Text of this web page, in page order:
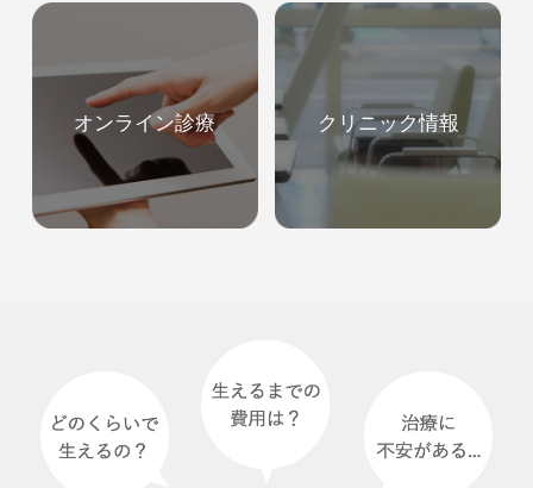
オンライン診療 クリニック情報